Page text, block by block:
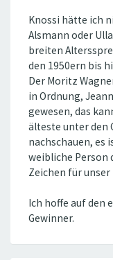
Knossi hätte ich
Alsmann oder
breiten
den 1950ern bis
Der Moritz
in Ordnung,
gewesen, das
älteste unter den
nachschauen, es
weibliche Person
Zeichen für
Ich hoffe auf den
Gewinner.